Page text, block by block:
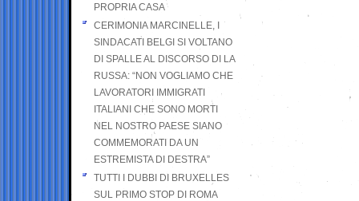
PROPRIA CASA
CERIMONIA MARCINELLE, I
SINDACATI BELGI SI VOLTANO
DI SPALLE AL DISCORSO DI LA
RUSSA: “NON VOGLIAMO CHE
LAVORATORI IMMIGRATI
ITALIANI CHE SONO MORTI
NEL NOSTRO PAESE SIANO
COMMEMORATI DA UN
ESTREMISTA DI DESTRA”
TUTTI I DUBBI DI BRUXELLES
SUL PRIMO STOP DI ROMA